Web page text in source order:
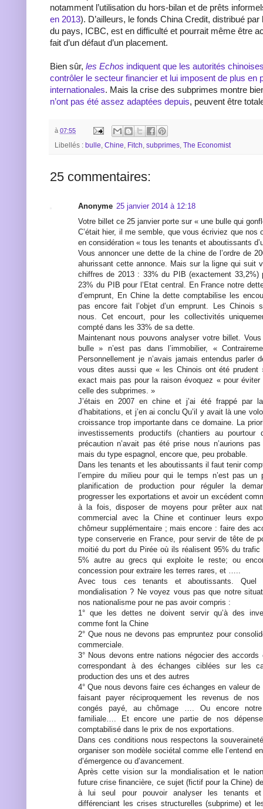
notamment l’utilisation du hors-bilan et de prêts
en 2013). D’ailleurs, le fonds China Credit, distribué
du pays, ICBC, est en difficulté et pourrait même être
fait d’un défaut d’un placement.
Bien sûr, les Echos indiquent que les autorités
contrôler le secteur financier et lui imposent de plus en
internationales. Mais la crise des subprimes montre
n’ont pas été assez adaptées depuis, peuvent être
à 07:55
Libellés : bulle, Chine, Fitch, subprimes, The Economist
25 commentaires:
Anonyme 25 janvier 2014 à 12:18
Votre billet ce 25 janvier porte sur « une bulle qui
C’était hier, il me semble, que vous écriviez que nos
en considération « tous les tenants et aboutissants
Vous annoncer une dette de la chine de l’ordre de
ahurissant cette annonce. Mais sur la ligne qui suit
chiffres de 2013 : 33% du PIB (exactement
23% du PIB pour l’Etat central. En France notre
d’emprunt, En Chine la dette comptabilise les
pas encore fait l’objet d’un emprunt. Les Chinois
nous. Cet encourt, pour les collectivités
compté dans les 33% de sa dette.
Maintenant nous pouvons analyser votre billet.
bulle » n’est pas dans l’immobilier, «
Personnellement je n’avais jamais entendus parler
vous dites aussi que « les Chinois ont été
exact mais pas pour la raison évoquez « pour éviter
celle des subprimes. »
J’étais en 2007 en chine et j’ai été frappé par
d’habitations, et j’en ai conclu Qu’il y avait là une
croissance trop importante dans ce domaine. La
investissements productifs (chantiers au pourtour
précaution n’avait pas été prise nous n’aurions
mais du type espagnol, encore que, peu probable.
Dans les tenants et les aboutissants il faut tenir
l’empire du milieu pour qui le temps n’est pas
planification de production pour réguler la
progresser les exportations et avoir un excédent
à la fois, disposer de moyens pour prêter aux
commercial avec la Chine et continuer leurs
chômeur supplémentaire ; mais encore : faire des
type conserverie en France, pour servir de tête de
moitié du port du Pirée où ils réalisent 95% du
5% autre au grecs qui exploite le reste; ou
concession pour extraire les terres rares, et …..
Avec tous ces tenants et aboutissants.
mondialisation ? Ne voyez vous pas que notre
nos nationalisme pour ne pas avoir compris :
1° que les dettes ne doivent servir qu’à des
comme font la Chine
2° Que nous ne devons pas empruntez pour
commerciale.
3° Nous devons entre nations négocier des accords
correspondant à des échanges ciblées sur les
production des uns et des autres
4° Que nous devons faire ces échanges en valeur
faisant payer réciproquement les revenus de
congés payé, au chômage …. Ou encore
familiale…. Et encore une partie de nos
comptabilisé dans le prix de nos exportations.
Dans ces conditions nous respectons la
organiser son modèle sociétal comme elle l’entend
d’émergence ou d’avancement.
Après cette vision sur la mondialisation et le
future crise financière, ce sujet (fictif pour la Chine)
à lui seul pour pouvoir analyser les tenants
différenciant les crises structurelles (subprime) et